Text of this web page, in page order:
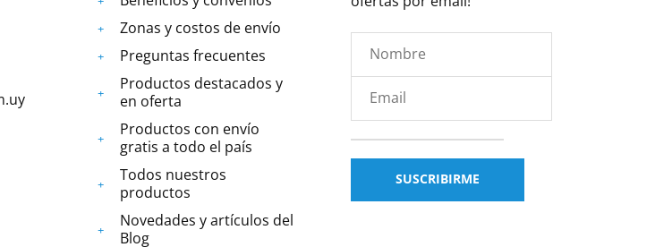
Zonas y costos de envío
Preguntas frecuentes
Productos destacados y
en oferta
Productos con envío
gratis a todo el país
Todos nuestros
productos
Novedades y artículos del
Blog